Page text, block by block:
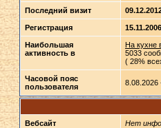
Последний визит
Регистрация 15.11.2006
Наибольшая
активность в
На кухне
5033
( 28%
Часовой пояс
пользователя
8.08.2026
Вебсайт Нет